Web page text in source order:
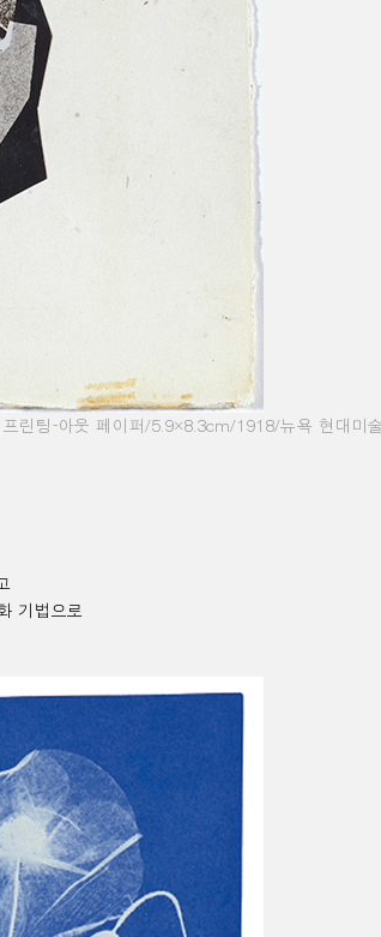
린팅 -아웃 페이퍼/5.9×8.3cm/1918/뉴욕 현대미
기법으로